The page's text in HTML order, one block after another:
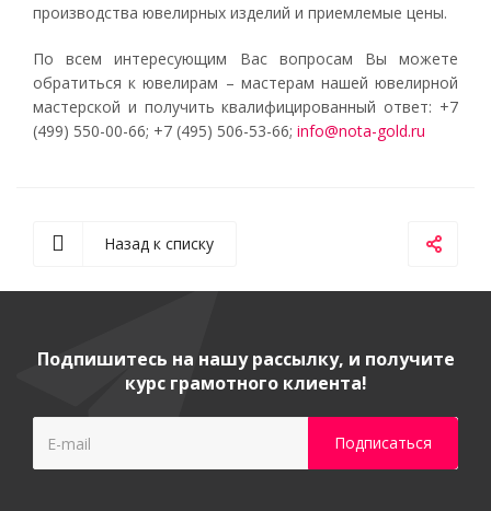
производства ювелирных изделий и приемлемые цены.
По всем интересующим Вас вопросам Вы можете
обратиться к ювелирам – мастерам нашей ювелирной
мастерской и получить квалифицированный ответ: +7
(499) 550-00-66; +7 (495) 506-53-66; info@nota-gold.ru
Назад к списку
Подпишитесь на нашу рассылку, и получите
курс грамотного клиента!